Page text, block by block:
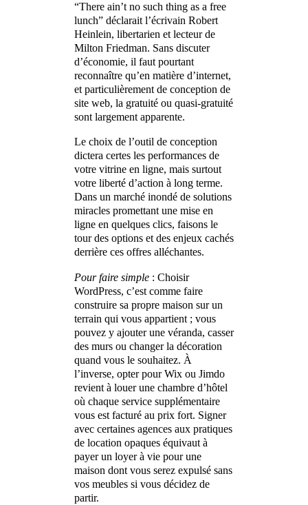
“There ain’t no such thing as a free
lunch” déclarait l’écrivain Robert
Heinlein, libertarien et lecteur de
Milton Friedman. Sans discuter
d’économie, il faut pourtant
reconnaître qu’en matière d’internet,
et particulièrement de conception de
site web, la gratuité ou quasi-gratuité
sont largement apparente.
Le choix de l’outil de conception
dictera certes les performances de
votre vitrine en ligne, mais surtout
votre liberté d’action à long terme.
Dans un marché inondé de solutions
miracles promettant une mise en
ligne en quelques clics, faisons le
tour des options et des enjeux cachés
derrière ces offres alléchantes.
Pour faire simple : Choisir
WordPress, c’est comme faire
construire sa propre maison sur un
terrain qui vous appartient ; vous
pouvez y ajouter une véranda, casser
des murs ou changer la décoration
quand vous le souhaitez. À
l’inverse, opter pour Wix ou Jimdo
revient à louer une chambre d’hôtel
où chaque service supplémentaire
vous est facturé au prix fort. Signer
avec certaines agences aux pratiques
de location opaques équivaut à
payer un loyer à vie pour une
maison dont vous serez expulsé sans
vos meubles si vous décidez de
partir.